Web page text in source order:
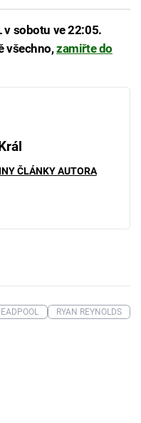
v sobotu ve 22:05.
všechno,zamiřte do
ČLÁNKY AUTORA
RYAN REYNOLDS